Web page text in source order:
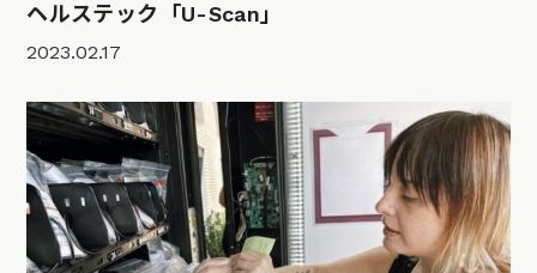
ヘルステック「U-Scan」
2023.02.17